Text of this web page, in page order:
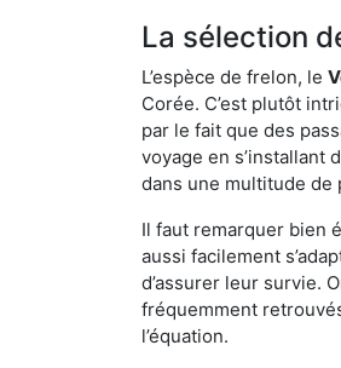
La sélection
L’espèce de frelon, le
Corée. C’est plutôt
par le fait que des
voyage en s’installant
dans une multitude de
Il faut remarquer bien
aussi facilement
d’assurer leur survie.
fréquemment
l’équation.